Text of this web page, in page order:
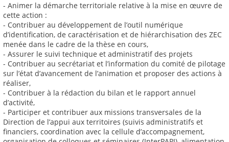
- Animer la démarche territoriale relative à la mise en œuvre de
cette action :
- Contribuer au développement de l’outil numérique
d’identification, de caractérisation et de hiérarchisation des ZEC
menée dans le cadre de la thèse en cours,
- Assurer le suivi technique et administratif des projets
- Contribuer au secrétariat et l’information du comité de pilotage
sur l’état d’avancement de l’animation et proposer des actions à
réaliser,
- Contribuer à la rédaction du bilan et le rapport annuel
d’activité,
- Participer et contribuer aux missions transversales de la
Direction de l’appui aux territoires (suivis administratifs et
financiers, coordination avec la cellule d’accompagnement,